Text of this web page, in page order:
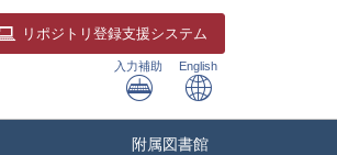
リポジトリ 登録支援システム
入力補助 English
附属図書館